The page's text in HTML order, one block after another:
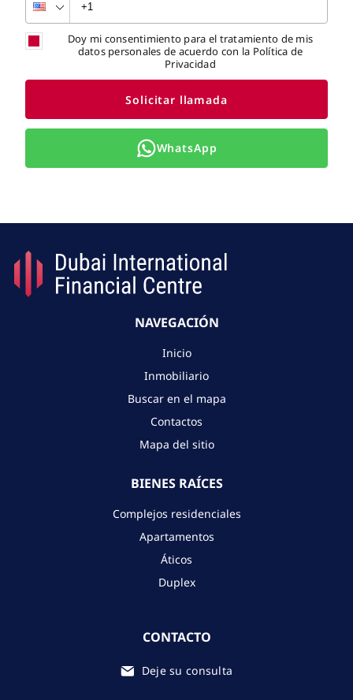
Doy mi consentimiento para el tratamiento de mis
datos personales de acuerdo con la Política de
Privacidad
Solicitar llamada
WhatsApp
NAVEGACIÓN
Inicio
Inmobiliario
Buscar en el mapa
Contactos
Mapa del sitio
BIENES RAÍCES
Complejos residenciales
Apartamentos
Áticos
Duplex
CONTACTO
Deje su consulta